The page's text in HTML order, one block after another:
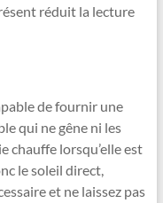
réduit la lecture
de fournir une
qui ne gêne ni les
chauffe lorsqu’elle est
le soleil direct,
et ne laissez pas